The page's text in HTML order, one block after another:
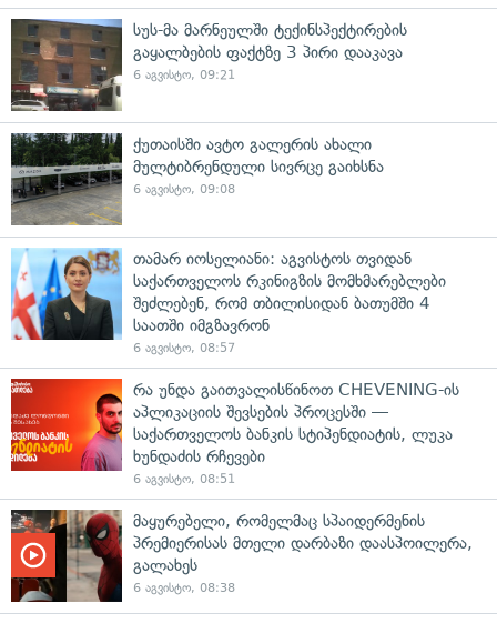
სუს-მა მარნეულში ტექინსპექტირების
გაყალბების ფაქტზე 3 პირი დააკავა
6 აგვისტო, 09:21
ქუთაისში ავტო გალერის ახალი
მულტიბრენდული სივრცე გაიხსნა
6 აგვისტო, 09:08
თამარ იოსელიანი: აგვისტოს თვიდან
საქართველოს რკინიგზის მომხმარებლები
შეძლებენ, რომ თბილისიდან ბათუმში 4
საათში იმგზავრონ
6 აგვისტო, 08:57
რა უნდა გაითვალისწინოთ CHEVENING-ის
აპლიკაციის შევსების პროცესში —
საქართველოს ბანკის სტიპენდიატის, ლუკა
ხუნდაძის რჩევები
6 აგვისტო, 08:51
მაყურებელი, რომელმაც სპაიდერმენის
პრემიერისას მთელი დარბაზი დაასპოილერა,
გალახეს
6 აგვისტო, 08:38